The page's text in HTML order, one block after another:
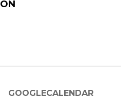
GOOGLECALENDAR